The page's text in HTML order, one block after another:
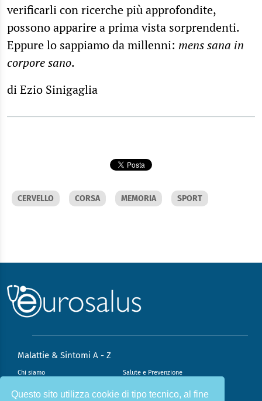
Questo sito utilizza cookie di tipo tecnico, al fine
verificarli con ricerche più approfondite,
possono apparire a prima vista sorprendenti.
Eppure lo sappiamo da millenni: mens sana in
corpore sano.
di Ezio Sinigaglia
CERVELLO CORSA MEMORIA SPORT
Malattie & Sintomi A - Z
Chi siamo Salute e Prevenzione
Infiammazione e Allergia Direzione scientifica